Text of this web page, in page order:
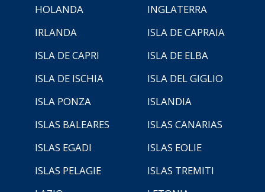
HOLANDA
INGLATERRA
IRLANDA
ISLA DE CAPRAIA
ISLA DE CAPRI
ISLA DE ELBA
ISLA DE ISCHIA
ISLA DEL GIGLIO
ISLA PONZA
ISLANDIA
ISLAS BALEARES
ISLAS CANARIAS
ISLAS EGADI
ISLAS EOLIE
ISLAS PELAGIE
ISLAS TREMITI